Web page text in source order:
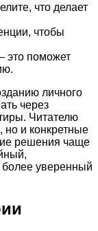
что делает
чтобы
это поможет
личного
через
Читателю
но и конкретные
решения чаще
уверенный